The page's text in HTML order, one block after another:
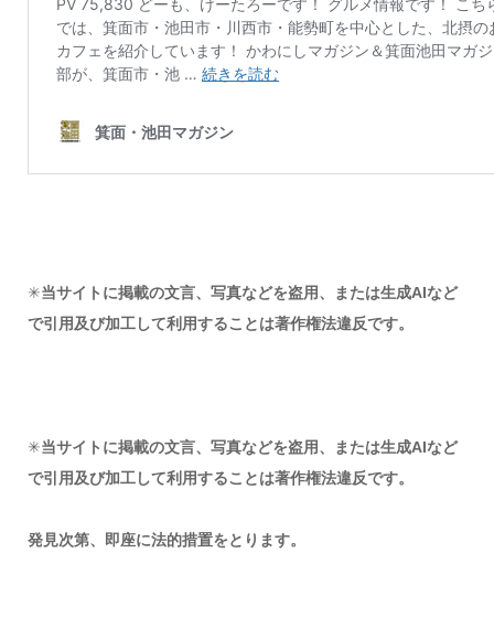
✳︎当サイトに掲載の文言、写真などを盗用、または生成AIなど
で引用及び加工して利用することは著作権法違反です。
✳︎当サイトに掲載の文言、写真などを盗用、または生成AIなど
で引用及び加工して利用することは著作権法違反です。
発見次第、即座に法的措置をとります。